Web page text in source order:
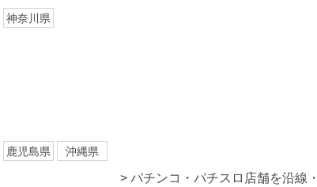
神奈川県
鹿児島県 沖縄県
> パチンコ・パチスロ店舗を沿線